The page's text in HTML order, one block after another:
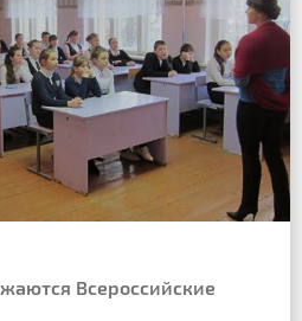
Всероссийские